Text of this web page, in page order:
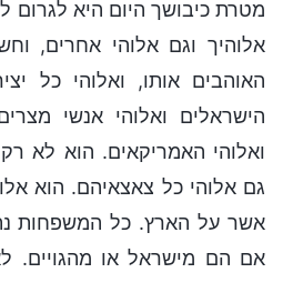
מטרת כיבושך היום היא לגרום
אלוהיך וגם אלוהי אחרים,
האוהבים אותו, ואלוהי כל
הישראלים ואלוהי אנשי
ואלוהי האמריקאים. הוא לא
גם אלוהי כל צאצאיהם. הוא
אשר על הארץ. כל המשפחות
אם הם מישראל או מהגויים.